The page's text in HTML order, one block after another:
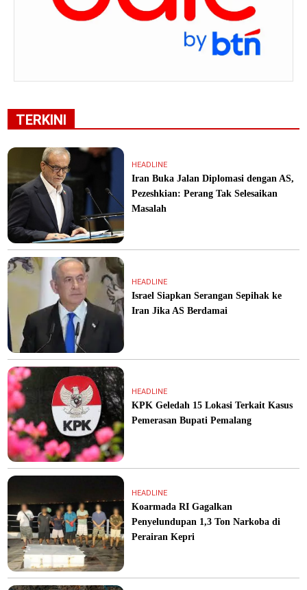
TERKINI
HEADLINE
Iran Buka Jalan Diplomasi dengan AS,
Pezeshkian: Perang Tak Selesaikan
Masalah
HEADLINE
Israel Siapkan Serangan Sepihak ke
Iran Jika AS Berdamai
HEADLINE
KPK Geledah 15 Lokasi Terkait Kasus
Pemerasan Bupati Pemalang
HEADLINE
Koarmada RI Gagalkan
Penyelundupan 1,3 Ton Narkoba di
Perairan Kepri